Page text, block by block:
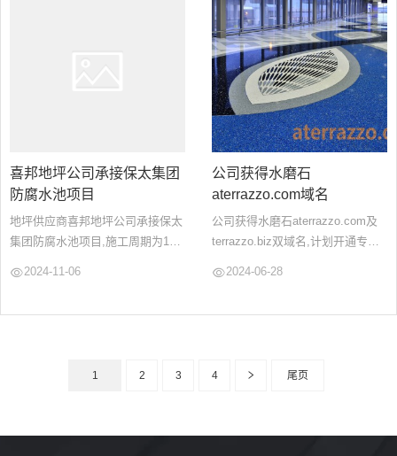
喜邦地坪公司承接保太集团
防腐水池项目
地坪供应商喜邦地坪公司承接保太
集团防腐水池项目,施工周期为15
2024-11-06
公司获得水磨石
aterrazzo.com域名
公司获得水磨石aterrazzo.com及
terrazzo.biz双域名,计划开通专业
2024-06-28
1 2 3 4 尾页